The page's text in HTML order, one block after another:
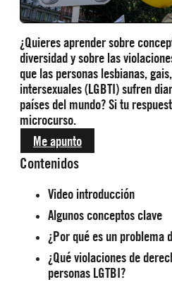
¿Quieres aprender sobre
diversidad y sobre las
que las personas lesbianas,
intersexuales (LGBTI) sufren
países del mundo? Si tu
microcurso.
Me apunto
Contenidos
Video introducción
Algunos conceptos clave
¿Por qué es un problema
¿Qué violaciones de
personas LGTBI?